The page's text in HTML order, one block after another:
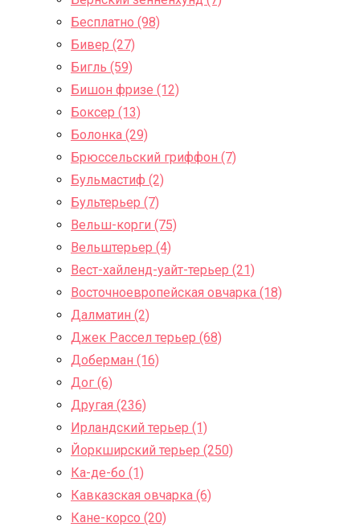
Бесплатно (98)
Бивер (27)
Бигль (59)
Бишон фризе (12)
Боксер (13)
Болонка (29)
Брюссельский гриффон (7)
Бульмастиф (2)
Бультерьер (7)
Вельш-корги (75)
Вельштерьер (4)
Вест-хайленд-уайт-терьер (21)
Восточноевропейская овчарка (18)
Далматин (2)
Джек Рассел терьер (68)
Доберман (16)
Дог (6)
Другая (236)
Ирландский терьер (1)
Йоркширский терьер (250)
Ка-де-бо (1)
Кавказская овчарка (6)
Кане-корсо (20)